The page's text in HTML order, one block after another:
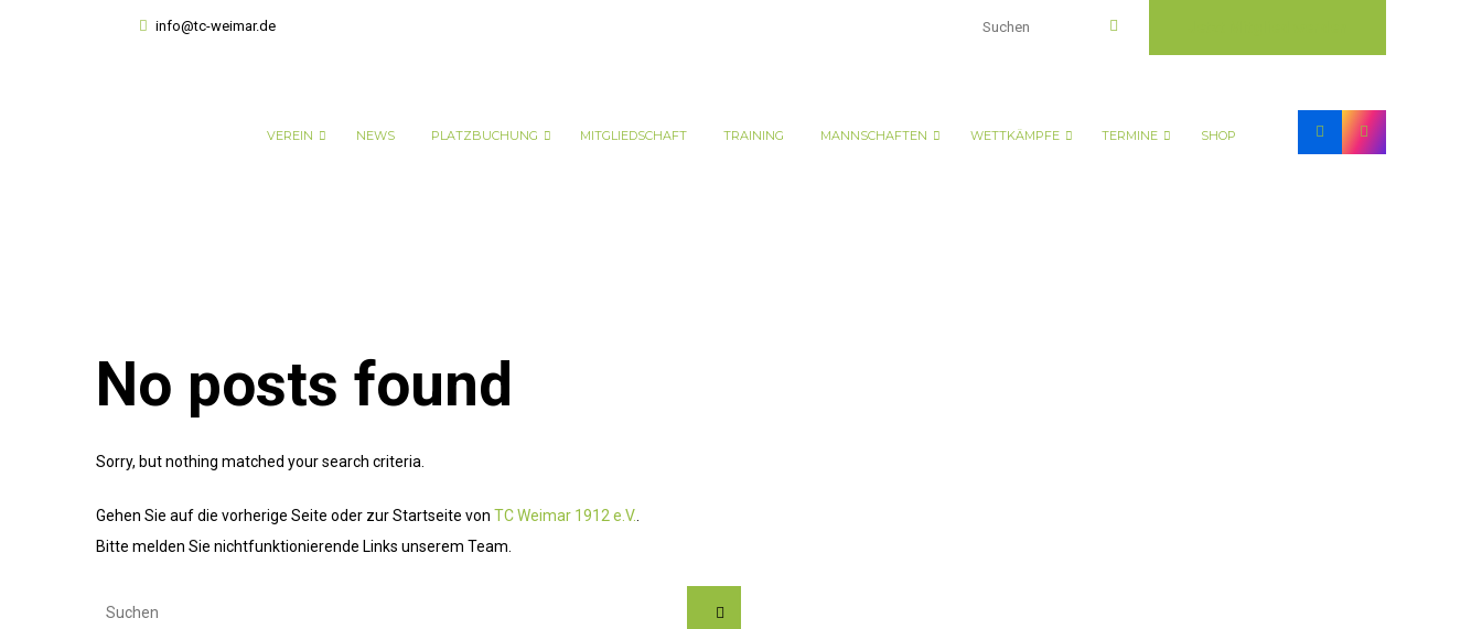
info@tc-weimar.de
VEREIN NEWS PLATZBUCHUNG MITGLIEDSCHAFT TRAINING MANNSCHAFTEN WETTKÄMPFE TERMINE SHOP
No posts found
Sorry, but nothing matched your search criteria.
Gehen Sie auf die vorherige Seite oder zur Startseite von TC Weimar 1912 e.V..
Bitte melden Sie nichtfunktionierende Links unserem Team.